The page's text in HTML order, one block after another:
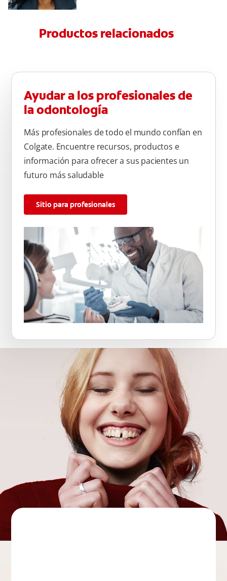
Productos relacionados
Ayudar a los profesionales de
la odontología
Más profesionales de todo el mundo confían en
Colgate. Encuentre recursos, productos e
información para ofrecer a sus pacientes un
futuro más saludable
Sitio para profesionales